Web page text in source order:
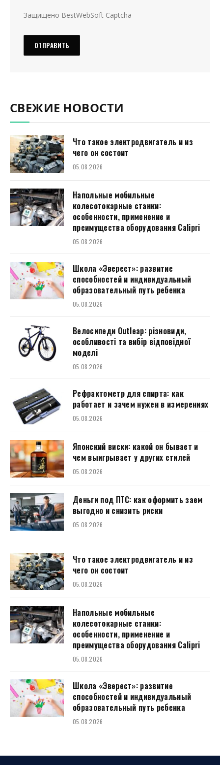
Защищено BestWebSoft Captcha
СВЕЖИЕ НОВОСТИ
Что такое электродвигатель и из
чего он состоит
05.08.2026
Напольные мобильные
колесотокарные станки:
особенности, применение и
преимущества оборудования Calipri
05.08.2026
Школа «Эверест»: развитие
способностей и индивидуальный
образовательный путь ребенка
05.08.2026
Велосипеди Outleap: різновиди,
особливості та вибір відповідної
моделі
05.08.2026
Рефрактометр для спирта: как
работает и зачем нужен в измерениях
05.08.2026
Японский виски: какой он бывает и
чем выигрывает у других стилей
05.08.2026
Деньги под ПТС: как оформить заем
выгодно и снизить риски
05.08.2026
Что такое электродвигатель и из
чего он состоит
05.08.2026
Напольные мобильные
колесотокарные станки:
особенности, применение и
преимущества оборудования Calipri
05.08.2026
Школа «Эверест»: развитие
способностей и индивидуальный
образовательный путь ребенка
05.08.2026